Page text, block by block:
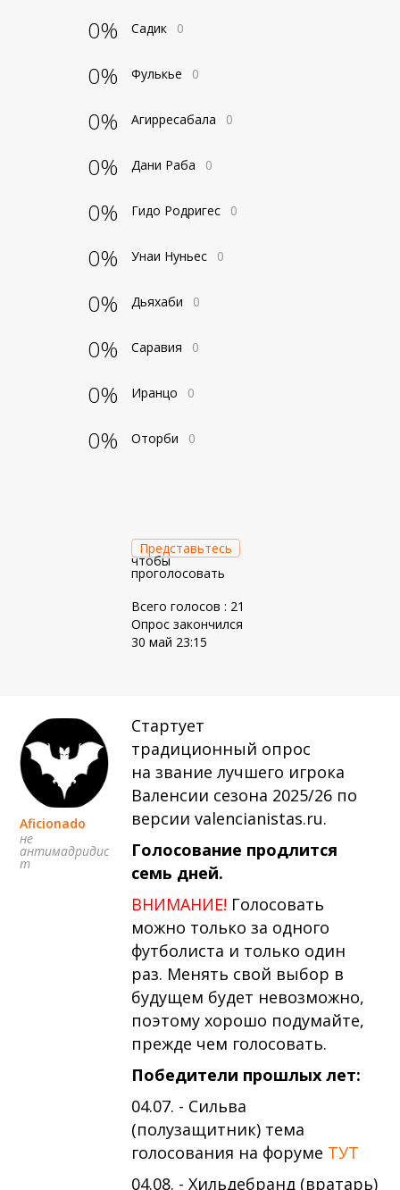
0% Садик 0
0% Фулькье 0
0% Агирресабала 0
0% Дани Раба 0
0% Гидо Родригес 0
0% Унаи Нуньес 0
0% Дьяхаби 0
0% Саравия 0
0% Иранцо 0
0% Оторби 0
Представьтесь
чтобы
проголосовать
Всего голосов : 21
Опрос закончился
30 май 23:15
Aficionado
не
антимадридис
т
Стартует
традиционный опрос
на звание лучшего игрока
Валенсии сезона 2025/26 по
версии vаlencianistаs.ru.
Голосование продлится
семь дней.
ВНИМАНИЕ! Голосовать
можно только за одного
футболиста и только один
раз. Менять свой выбор в
будущем будет невозможно,
поэтому хорошо подумайте,
прежде чем голосовать.
Победители прошлых лет:
04.07. - Сильва
(полузащитник) тема
голосования на форуме ТУТ
04.08. - Хильдебранд (вратарь)